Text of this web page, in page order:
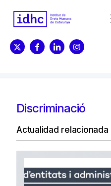
Discriminació
Actualidad relacionada